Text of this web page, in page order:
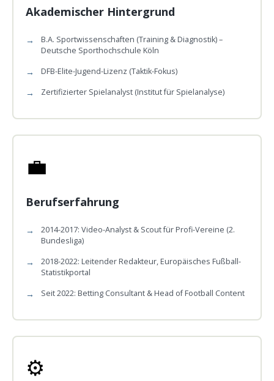
Akademischer Hintergrund
B.A. Sportwissenschaften (Training & Diagnostik) –
Deutsche Sporthochschule Köln
DFB-Elite-Jugend-Lizenz (Taktik-Fokus)
Zertifizierter Spielanalyst (Institut für Spielanalyse)
💼
Berufserfahrung
2014-2017: Video-Analyst & Scout für Profi-Vereine (2.
Bundesliga)
2018-2022: Leitender Redakteur, Europäisches Fußball-
Statistikportal
Seit 2022: Betting Consultant & Head of Football Content
⚙️